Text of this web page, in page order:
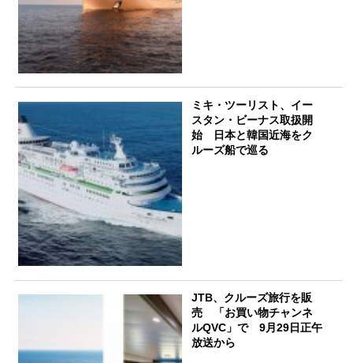
ミキ・ツーリスト、イー
スタン・ビーナス取扱開
始 日本と韓国近海をク
ルーズ船で巡る
JTB、クルーズ旅行を販
売 「お買い物チャンネ
ルQVC」で 9月29日正午
放送から